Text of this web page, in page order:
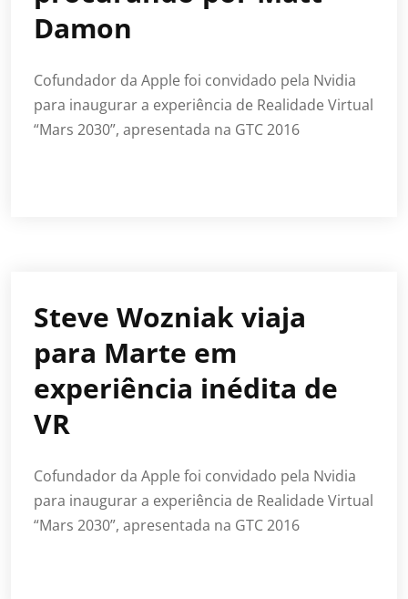
Damon
Cofundador da Apple foi convidado pela Nvidia
para inaugurar a experiência de Realidade Virtual
“Mars 2030”, apresentada na GTC 2016
Steve Wozniak viaja
para Marte em
experiência inédita de
VR
Cofundador da Apple foi convidado pela Nvidia
para inaugurar a experiência de Realidade Virtual
“Mars 2030”, apresentada na GTC 2016